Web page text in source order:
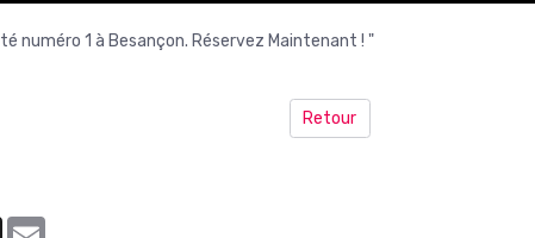
numéro 1 à Besançon. Réservez Maintenant ! "
Retour
X